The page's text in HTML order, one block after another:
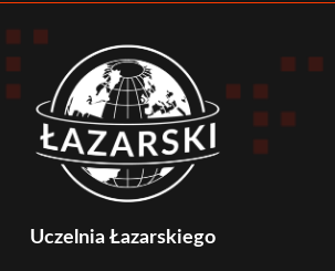
Uczelnia Łazarskiego